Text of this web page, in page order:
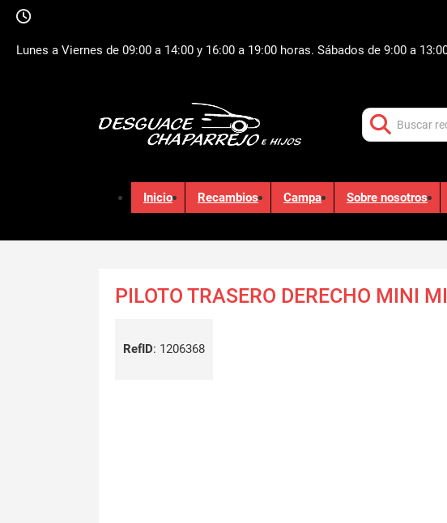
Lunes a Viernes de 09:00 a 14:00 y 16:00 a 19:00 horas. Sábados de 9:00 a
Inicio Recambios Campa Sobre nosotros
PILOTO TRASERO DERECHO MINI
RefID: 1206368